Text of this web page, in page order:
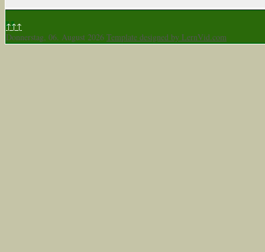
↑↑↑
Donnerstag, 06. August 2026 Template designed by LernVid.com